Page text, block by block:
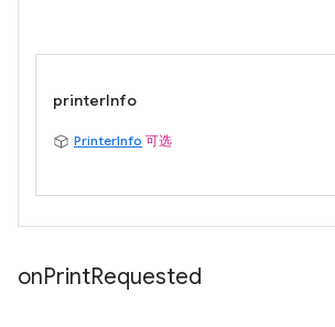
printerInfo
PrinterInfo 可选
onPrintRequested